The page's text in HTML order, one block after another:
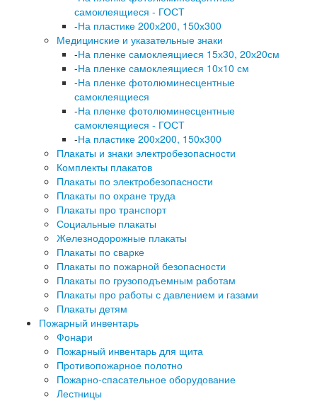
самоклеящиеся - ГОСТ
-На пластике 200х200, 150х300
Медицинские и указательные знаки
-На пленке самоклеящиеся 15х30, 20х20см
-На пленке самоклеящиеся 10х10 см
-На пленке фотолюминесцентные
самоклеящиеся
-На пленке фотолюминесцентные
самоклеящиеся - ГОСТ
-На пластике 200х200, 150х300
Плакаты и знаки электробезопасности
Комплекты плакатов
Плакаты по электробезопасности
Плакаты по охране труда
Плакаты про транспорт
Социальные плакаты
Железнодорожные плакаты
Плакаты по сварке
Плакаты по пожарной безопасности
Плакаты по грузоподъемным работам
Плакаты про работы с давлением и газами
Плакаты детям
Пожарный инвентарь
Фонари
Пожарный инвентарь для щита
Противопожарное полотно
Пожарно-спасательное оборудование
Лестницы